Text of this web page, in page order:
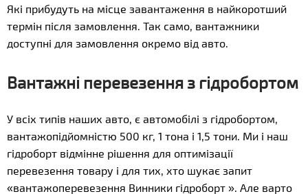
Які прибудуть на місце завантаження в найкоротший
термін після замовлення. Так само, вантажники
доступні для замовлення окремо від авто.
Вантажні перевезення з гідробортом
У всіх типів наших авто, є автомобілі з гідробортом,
вантажопідйомністю 500 кг, 1 тона і 1,5 тони. Ми і наш
гідроборт відмінне рішення для оптимізації
перевезення товару і для тих, хто шукає запит
«вантажоперевезення Винники гідроборт ». Але варто